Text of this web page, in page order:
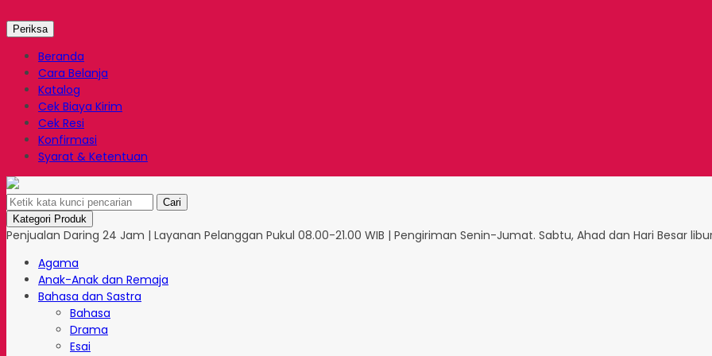
Periksa
Beranda
Cara Belanja
Katalog
Cek Biaya Kirim
Cek Resi
Konfirmasi
Syarat & Ketentuan
Cari
Kategori Produk
Penjualan Daring 24 Jam | Layanan Pelanggan Pukul 08.00-21.00 WIB | Pengiriman Senin-Jumat. Sabtu, Ahad dan Hari Besar
Agama
Anak-Anak dan Remaja
Bahasa dan Sastra
Bahasa
Drama
Esai